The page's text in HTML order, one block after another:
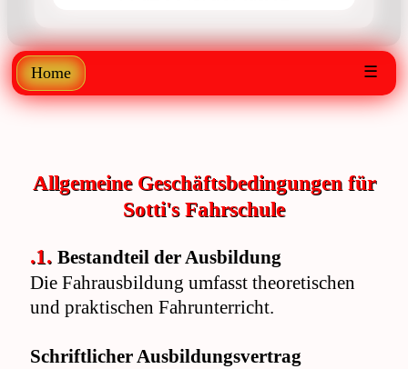
Home ☰
Allgemeine Geschäftsbedingungen für
Sotti's Fahrschule
.1. Bestandteil der Ausbildung
Die Fahrausbildung umfasst theoretischen
und praktischen Fahrunterricht.
Schriftlicher Ausbildungsvertrag